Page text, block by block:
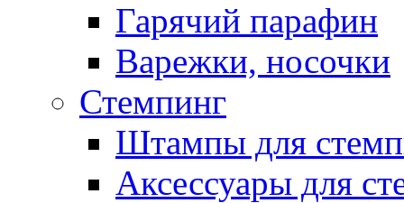
Гарячий парафин
Варежки, носочки
Стемпинг
Штампы для
Аксессуары для